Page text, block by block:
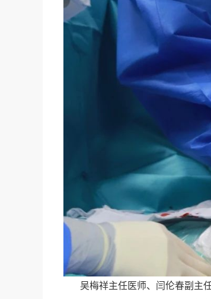
吴梅祥主任医师、闫伦春副主任